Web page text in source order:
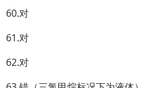
60.对
61.对
62.对